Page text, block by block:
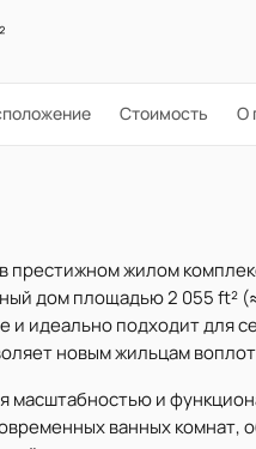
Стоимость О
престижном жилом
дом площадью 2 055 ft²
и идеально подходит для
новым жильцам
масштабностью и
ванных